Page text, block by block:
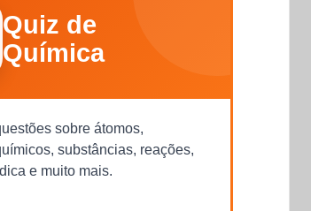
Quiz de
Química
sobre átomos,
substâncias, reações,
e muito mais.